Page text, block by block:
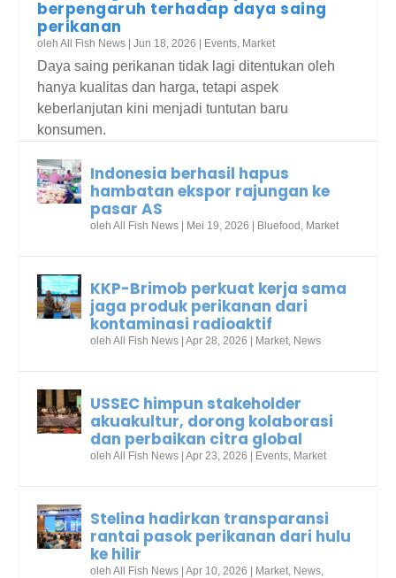
berpengaruh terhadap daya saing
perikanan
olehAll Fish News |Jun 18, 2026 Events, Market
Daya saing perikanan tidak lagi ditentukan oleh
hanya kualitas dan harga, tetapi aspek
keberlanjutan kini menjadi tuntutan baru
konsumen.
Indonesia berhasil hapus
hambatan ekspor rajungan ke
pasar AS
olehAll Fish News Mei 19, 2026 Bluefood , Market
KKP-Brimob perkuat kerja sama
jaga produk perikanan dari
kontaminasi radioaktif
olehAll Fish News |Apr 28, 2026 Market, News
USSEC himpun stakeholder
akuakultur, dorong kolaborasi
dan perbaikan citra global
olehAll Fish News |Apr 23, 2026 Events, Market
Stelina hadirkan transparansi
rantai pasok perikanan dari hulu
ke hilir
olehAll Fish News |Apr 10, 2026 Market, News,